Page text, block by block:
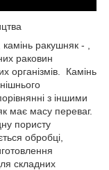
ракушняк - ,
раковин
організмів. Камінь
з іншими
має масу переваг.
пористу
обробці,
складних